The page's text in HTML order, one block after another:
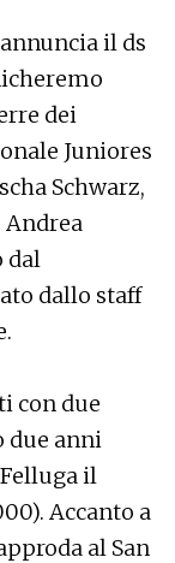
il ds
dei
Juniores
Schwarz,
Andrea
dal
dallo staff
con due
due anni
il
Accanto a
al San